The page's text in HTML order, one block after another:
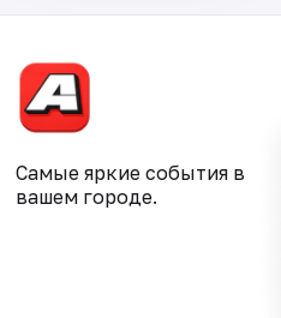
Самые яркие события в
вашем городе.